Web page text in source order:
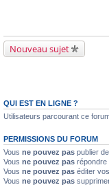
Nouveau sujet
QUI EST EN LIGNE ?
Utilisateurs parcourant ce
PERMISSIONS DU FORUM
Vous ne pouvez pas publier
Vous ne pouvez pas répondre
Vous ne pouvez pas éditer
Vous ne pouvez pas